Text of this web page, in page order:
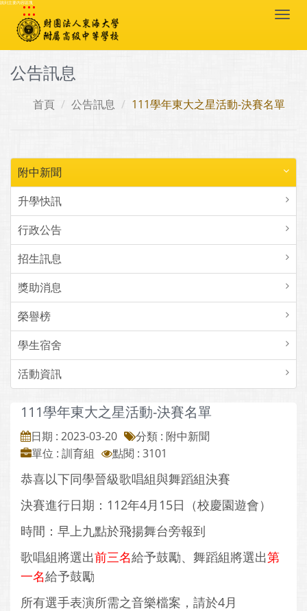
跳到主要內容區塊
:::
公告訊息
首頁 公告訊息 111學年東大之星活動-決賽名單
附中新聞
升學快訊
行政公告
招生訊息
獎助消息
榮譽榜
學生宿舍
活動資訊
111學年東大之星活動-決賽名單
日期 : 2023-03-20
分類 : 附中新聞
單位 : 訓育組
點閱 : 3101
恭喜以下同學晉級歌唱組與舞蹈組決賽
決賽進行日期：112年4月15日（校慶園遊會）
時間：早上九點於飛揚舞台旁報到
歌唱組將選出前三名給予鼓勵、舞蹈組將選出第
一名給予鼓勵
所有選手表演所需之音樂檔案，請於4月